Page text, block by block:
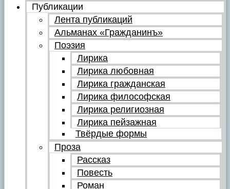
Публикации
Лента публикаций
Альманах «Гражданинъ»
Поэзия
Лирика
Лирика любовная
Лирика гражданская
Лирика философская
Лирика религиозная
Лирика пейзажная
Твёрдые формы
Проза
Рассказ
Повесть
Роман